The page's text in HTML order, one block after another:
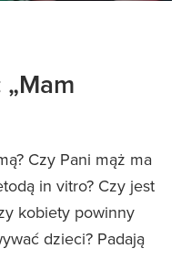
Czy Pani mąż ma
in vitro? Czy jest
kobiety powinny
dzieci? Padają